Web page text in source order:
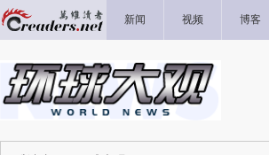
新闻 视频 博客